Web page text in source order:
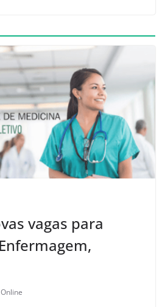
vagas para